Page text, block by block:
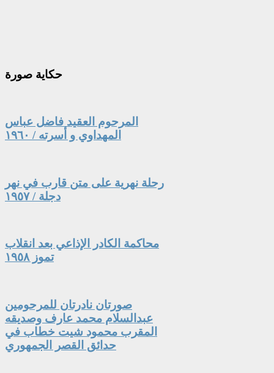
حكاية صورة
المرحوم العقيد فاضل عباس
المهداوي و أسرته / ١٩٦٠
رحلة نهرية على متن قارب في نهر
دجلة / ١٩٥٧
محاكمة الكادر الإذاعي بعد انقلاب
تموز ١٩٥٨
صورتان نادرتان للمرحومين
عبدالسلام محمد عارف وصديقه
المقرب محمود شيت خطاب في
حدائق القصر الجمهوري